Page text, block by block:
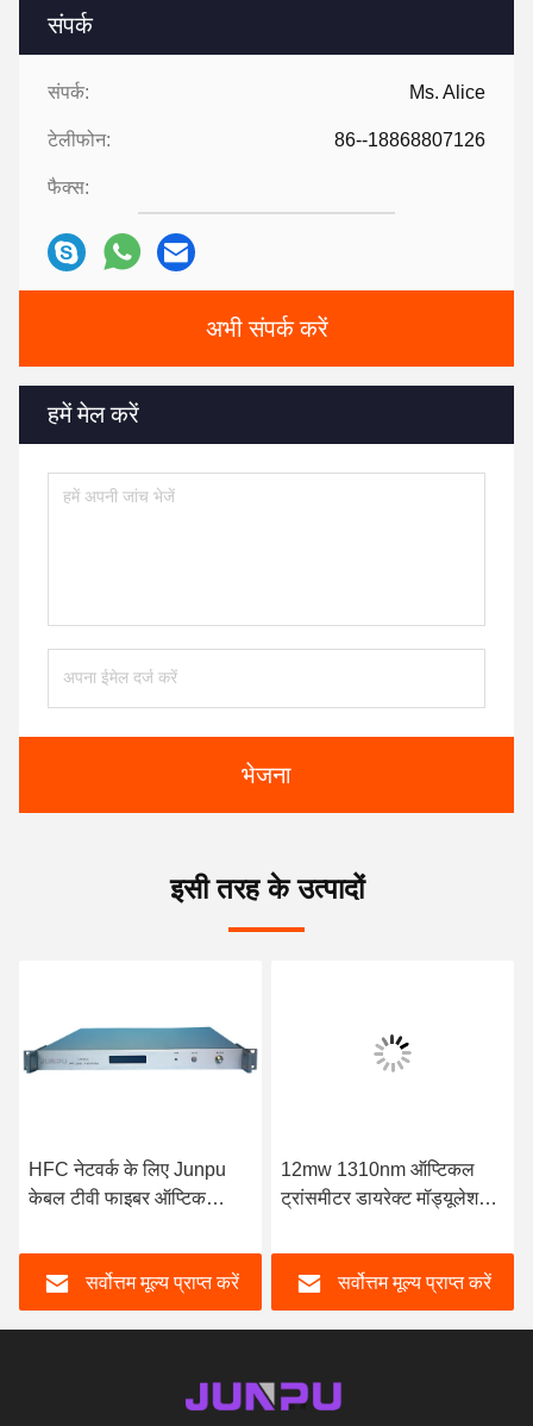
संपर्क
संपर्क: Ms. Alice
टेलीफोन: 86--18868807126
फैक्स:
अभी संपर्क करें
हमें मेल करें
भेजना
इसी तरह के उत्पादों
HFC नेटवर्क के लिए Junpu
केबल टीवी फाइबर ऑप्टिक
आउटपुट 16mw
सर्वोत्तम मूल्य प्राप्त करें
12mw 1310nm ऑप्टिकल
ट्रांसमीटर डायरेक्ट मॉड्यूलेशन 1
नेटवर्क
सर्वोत्तम मूल्य प्राप्त करें